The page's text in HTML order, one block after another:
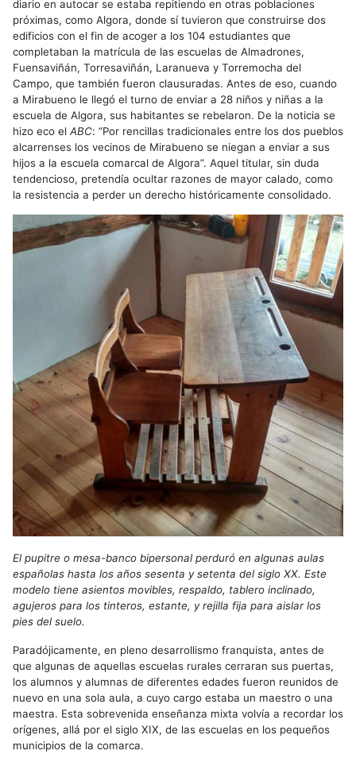
diario en autocar se estaba repitiendo en otras poblaciones
próximas, como Algora, donde sí tuvieron que construirse dos
edificios con el fin de acoger a los 104 estudiantes que
completaban la matrícula de las escuelas de Almadrones,
Fuensaviñán, Torresaviñán, Laranueva y Torremocha del
Campo, que también fueron clausuradas. Antes de eso, cuando
a Mirabueno le llegó el turno de enviar a 28 niños y niñas a la
escuela de Algora, sus habitantes se rebelaron. De la noticia se
hizo eco el ABC: “Por rencillas tradicionales entre los dos pueblos
alcarrenses los vecinos de Mirabueno se niegan a enviar a sus
hijos a la escuela comarcal de Algora”. Aquel titular, sin duda
tendencioso, pretendía ocultar razones de mayor calado, como
la resistencia a perder un derecho históricamente consolidado.
El pupitre o mesa-banco bipersonal perduró en algunas aulas
españolas hasta los años sesenta y setenta del siglo XX. Este
modelo tiene asientos movibles, respaldo, tablero inclinado,
agujeros para los tinteros, estante, y rejilla fija para aislar los
pies del suelo.
Paradójicamente, en pleno desarrollismo franquista, antes de
que algunas de aquellas escuelas rurales cerraran sus puertas,
los alumnos y alumnas de diferentes edades fueron reunidos de
nuevo en una sola aula, a cuyo cargo estaba un maestro o una
maestra. Esta sobrevenida enseñanza mixta volvía a recordar los
orígenes, allá por el siglo XIX, de las escuelas en los pequeños
municipios de la comarca.